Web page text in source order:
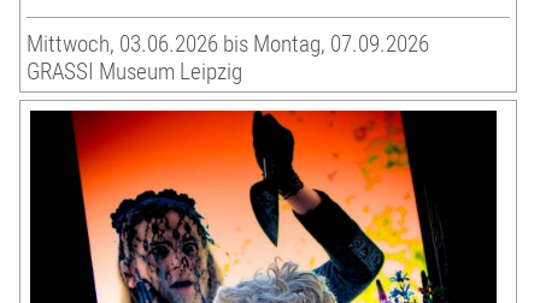
Mittwoch, 03.06.2026 bis Montag, 07.09.2026
GRASSI Museum Leipzig